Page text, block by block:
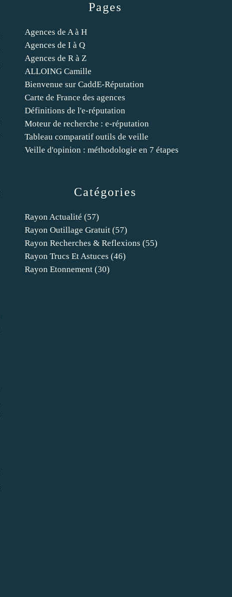
Catégories
Rayon Actualité (57)
Rayon Outillage Gratuit (57)
Rayon Recherches & Reflexions (55)
Rayon Trucs Et Astuces (46)
Rayon Etonnement (30)
Pages
Agences de A à H
Agences de I à Q
Agences de R à Z
ALLOING Camille
Bienvenue sur CaddE-Réputation
Carte de France des agences
Définitions de l'e-réputation
Moteur de recherche : e-réputation
Tableau comparatif outils de veille
Veille d'opinion : méthodologie en 7 étapes